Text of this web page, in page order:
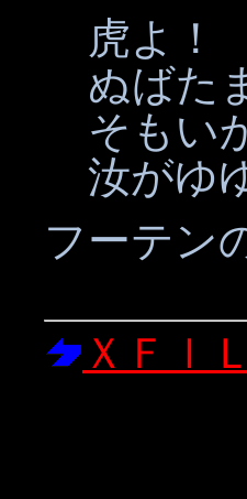
虎よ！
ぬばた
そもい
汝がゆ
フーテン
ＸＦＩ